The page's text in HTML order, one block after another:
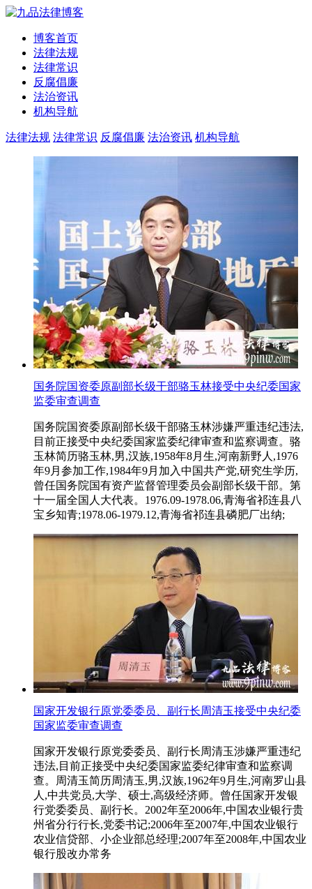
博客首页
法律法规
法律常识
反腐倡廉
法治资讯
机构导航
法律法规 法律常识 反腐倡廉 法治资讯 机构导航
国务院国资委原副部长级干部骆玉林接受中央纪委国家
监委审查调查
国务院国资委原副部长级干部骆玉林涉嫌严重违纪违法,
目前正接受中央纪委国家监委纪律审查和监察调查。骆
玉林简历骆玉林,男,汉族,1958年8月生,河南新野人,1976
年9月参加工作,1984年9月加入中国共产党,研究生学历,
曾任国务院国有资产监督管理委员会副部长级干部。第
十一届全国人大代表。1976.09-1978.06,青海省祁连县八
宝乡知青;1978.06-1979.12,青海省祁连县磷肥厂出纳;
国家开发银行原党委委员、副行长周清玉接受中央纪委
国家监委审查调查
国家开发银行原党委委员、副行长周清玉涉嫌严重违纪
违法,目前正接受中央纪委国家监委纪律审查和监察调
查。周清玉简历周清玉,男,汉族,1962年9月生,河南罗山县
人,中共党员,大学、硕士,高级经济师。曾任国家开发银
行党委委员、副行长。2002年至2006年,中国农业银行贵
州省分行行长,党委书记;2006年至2007年,中国农业银行
农业信贷部、小企业部总经理;2007年至2008年,中国农业
银行股改办常务